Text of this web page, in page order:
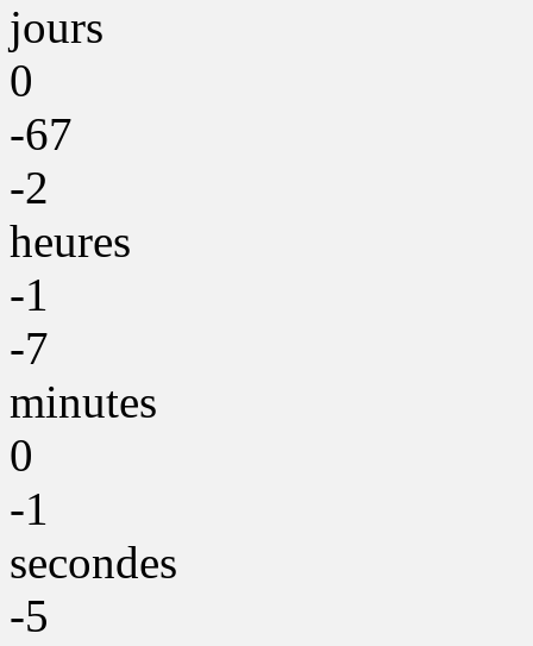
jours
0
-67
-2
heures
-1
-7
minutes
0
-1
secondes
-5